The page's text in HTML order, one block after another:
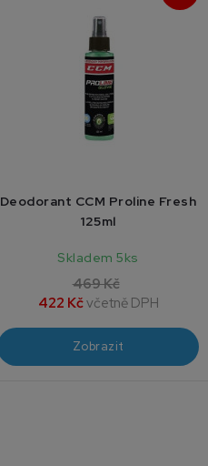
Deodorant CCM Proline Fresh
125ml
Skladem 5ks
469 Kč
422 Kčvčetně DPH
Zobrazit